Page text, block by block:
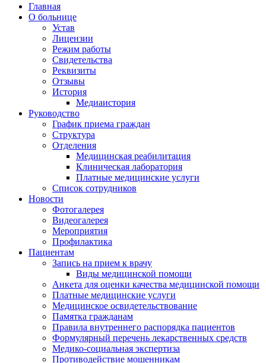
Главная
О больнице
Устав
Лицензии
Режим работы
Свидетельства
Реквизиты
Отзывы
История
Медиаистория
Руководство
График приема граждан
Структура
Отделения
Медицинская реабилитация
Клиническая лаборатория
Платные медицинские услуги
Список сотрудников
Новости
Фотогалерея
Видеогалерея
Мероприятия
Профилактика
Пациентам
Запись на прием к врачу
Виды медицинской помощи
Анкета для оценки качества медицинской помощи
Платные медицинские услуги
Медицинское освидетельствование
Памятка гражданам
Правила внутреннего распорядка пациентов
Формулярный перечень лекарственных средств
Медико-социальная экспертиза
Противодействие мошенникам